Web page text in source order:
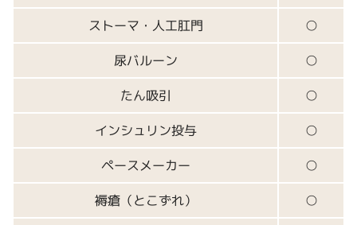
ストーマ・人工肛門
○
尿バルーン
○
たん吸引
○
インシュリン投与
○
ペースメーカー
○
褥瘡（とこずれ）
○